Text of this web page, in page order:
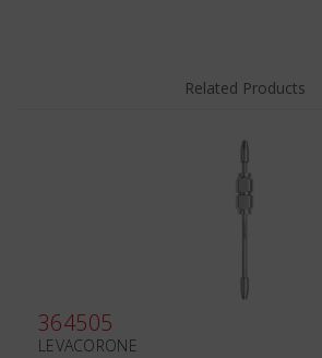
Related Products
364505
LEVACORONE